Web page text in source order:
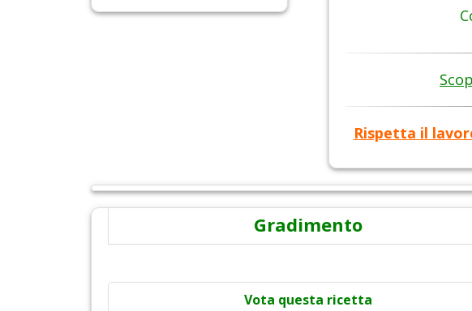
Rispetta il
Gradimento
Vota questa ricetta